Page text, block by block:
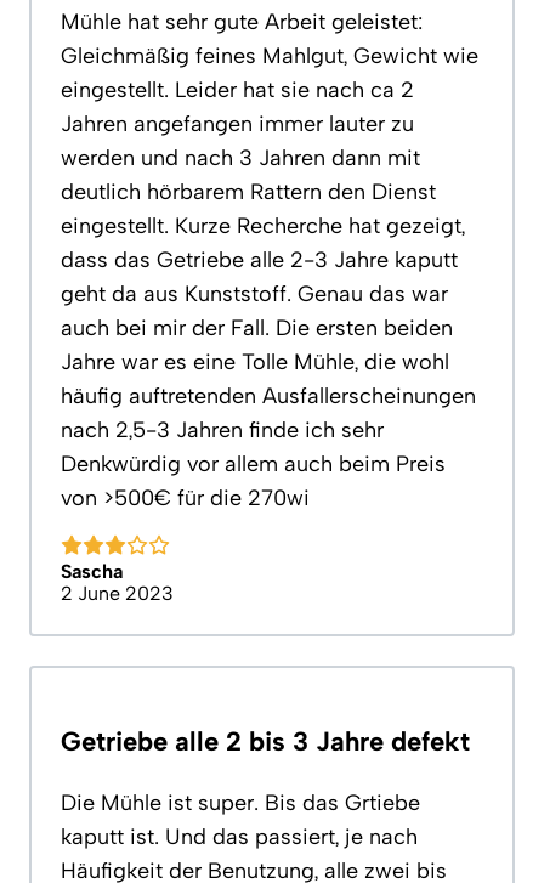
Mühle hat sehr gute Arbeit geleistet:
Gleichmäßig feines Mahlgut, Gewicht wie
eingestellt. Leider hat sie nach ca 2
Jahren angefangen immer lauter zu
werden und nach 3 Jahren dann mit
deutlich hörbarem Rattern den Dienst
eingestellt. Kurze Recherche hat gezeigt,
dass das Getriebe alle 2-3 Jahre kaputt
geht da aus Kunststoff. Genau das war
auch bei mir der Fall. Die ersten beiden
Jahre war es eine Tolle Mühle, die wohl
häufig auftretenden Ausfallerscheinungen
nach 2,5-3 Jahren finde ich sehr
Denkwürdig vor allem auch beim Preis
von >500€ für die 270wi
Sascha
2 June 2023
Getriebe alle 2 bis 3 Jahre defekt
Die Mühle ist super. Bis das Grtiebe
kaputt ist. Und das passiert, je nach
Häufigkeit der Benutzung, alle zwei bis